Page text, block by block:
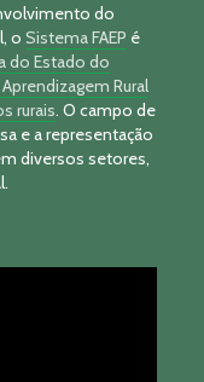
do
o Sistema FAEP é
do Estado do
Rural
rurais. O campo de
e a representação
diversos setores,